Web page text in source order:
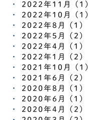
2022年11月 (1)
2022年10月 (1)
2022年8月 (1)
2022年5月 (2)
2022年4月 (1)
2022年1月 (2)
2021年10月 (1)
2021年6月 (2)
2020年8月 (1)
2020年6月 (1)
2020年4月 (2)